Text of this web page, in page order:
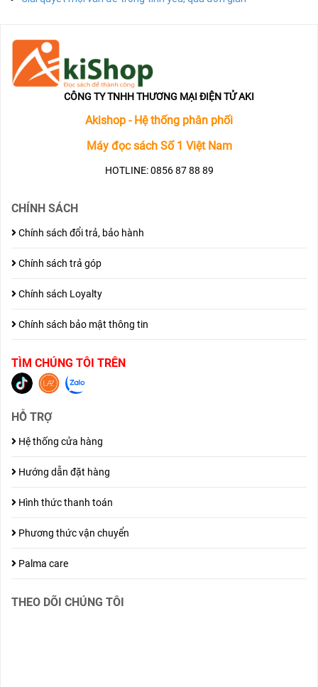
CÔNG TY TNHH THƯƠNG MẠI ĐIỆN TỬ AKI
Akishop - Hệ thống phân phối
Máy đọc sách Số 1 Việt Nam
HOTLINE: 0856 87 88 89
CHÍNH SÁCH
Chính sách đổi trả, bảo hành
Chính sách trả góp
Chính sách Loyalty
Chính sách bảo mật thông tin
TÌM CHÚNG TÔI TRÊN
HỖ TRỢ
Hệ thống cửa hàng
Hướng dẫn đặt hàng
Hình thức thanh toán
Phương thức vận chuyển
Palma care
THEO DÕI CHÚNG TÔI